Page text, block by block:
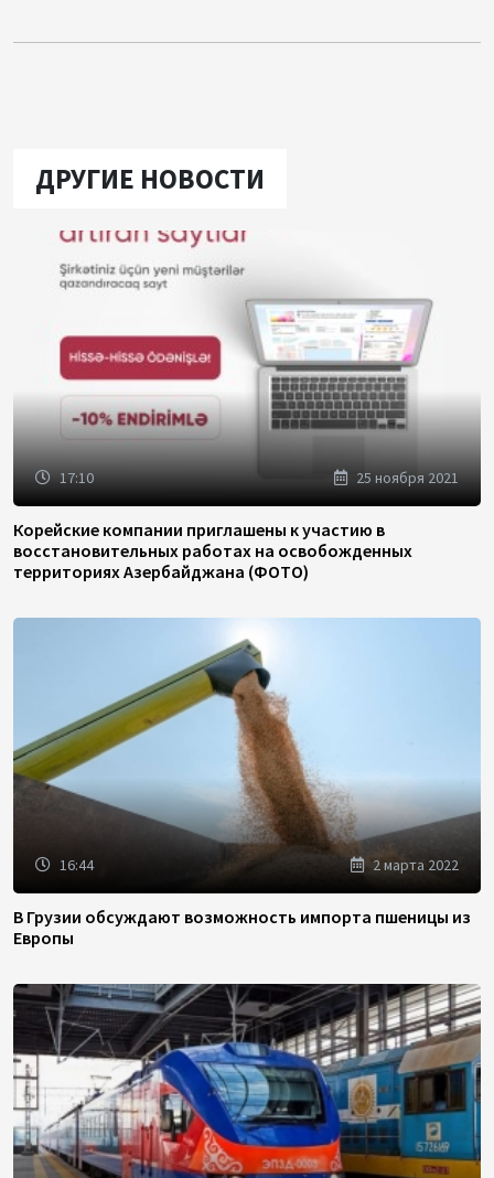
ДРУГИЕ НОВОСТИ
17:10 25 ноября 2021
Корейские компании приглашены к участию в
восстановительных работах на освобожденных
территориях Азербайджана (ФОТО)
16:44 2 марта 2022
В Грузии обсуждают возможность импорта пшеницы из
Европы